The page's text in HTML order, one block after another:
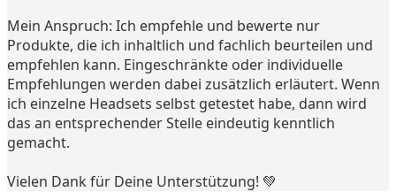
Mein Anspruch: Ich empfehle und bewerte nur
Produkte, die ich inhaltlich und fachlich beurteilen und
empfehlen kann. Eingeschränkte oder individuelle
Empfehlungen werden dabei zusätzlich erläutert. Wenn
ich einzelne Headsets selbst getestet habe, dann wird
das an entsprechender Stelle eindeutig kenntlich
gemacht.
Vielen Dank für Deine Unterstützung! 💚